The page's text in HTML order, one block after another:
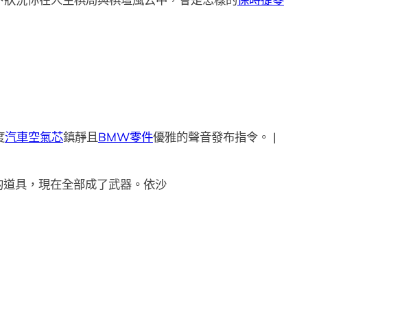
汽車空氣芯鎮靜且BMW零件優雅的聲音發布指令。 |
具，現在全部成了武器。依沙